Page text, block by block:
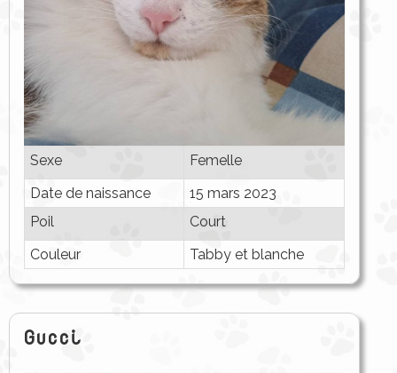
Sexe
Femelle
Date de naissance
15 mars 2023
Poil
Court
Couleur
Tabby et blanche
Gucci